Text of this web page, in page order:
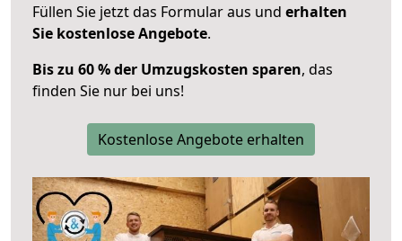
Füllen Sie jetzt das Formular aus und erhalten
Sie kostenlose Angebote.
Bis zu 60 % der Umzugskosten sparen, das
finden Sie nur bei uns!
Kostenlose Angebote erhalten